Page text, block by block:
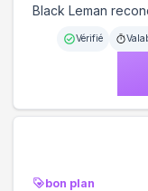
Black Leman
Vérifié
bon plan